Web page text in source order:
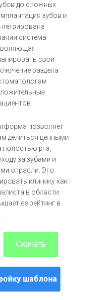
до сложных
зубов и
система
свои
раздела
позволяет
делиться ценными
полостью рта,
за зубами и
отрасли. Это
клинику как
в области
ее рейтинг в
Скачать
шаблона